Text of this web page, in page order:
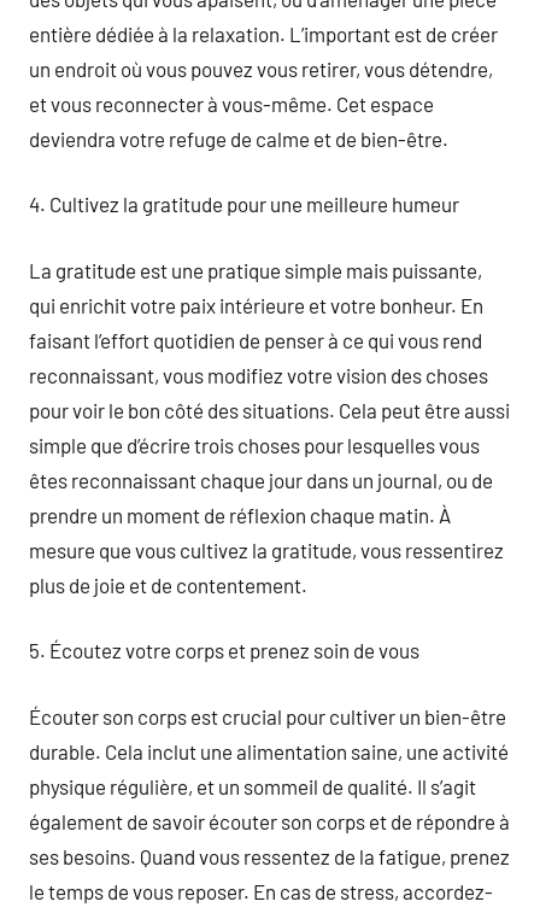
entière dédiée à la relaxation. L’important est de créer
un endroit où vous pouvez vous retirer, vous détendre,
et vous reconnecter à vous-même. Cet espace
deviendra votre refuge de calme et de bien-être.
4. Cultivez la gratitude pour une meilleure humeur
La gratitude est une pratique simple mais puissante,
qui enrichit votre paix intérieure et votre bonheur. En
faisant l’effort quotidien de penser à ce qui vous rend
reconnaissant, vous modifiez votre vision des choses
pour voir le bon côté des situations. Cela peut être aussi
simple que d’écrire trois choses pour lesquelles vous
êtes reconnaissant chaque jour dans un journal, ou de
prendre un moment de réflexion chaque matin. À
mesure que vous cultivez la gratitude, vous ressentirez
plus de joie et de contentement.
5. Écoutez votre corps et prenez soin de vous
Écouter son corps est crucial pour cultiver un bien-être
durable. Cela inclut une alimentation saine, une activité
physique régulière, et un sommeil de qualité. Il s’agit
également de savoir écouter son corps et de répondre à
ses besoins. Quand vous ressentez de la fatigue, prenez
le temps de vous reposer. En cas de stress, accordez-